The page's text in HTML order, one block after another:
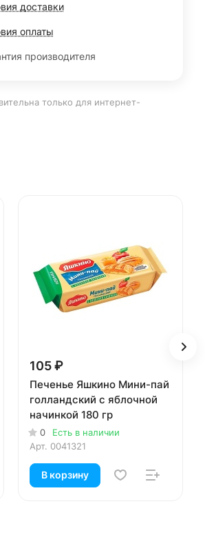
доставки
оплаты
производителя
только для интернет-
105 ₽
Печенье Яшкино Мини-пай
голландский с яблочной
начинкой 180 гр
0
Есть в наличии
Арт. 0041321
В корзину